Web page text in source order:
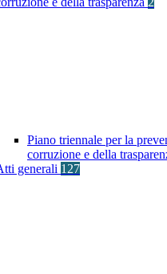
Piano triennale per la
corruzione e della
generali 127